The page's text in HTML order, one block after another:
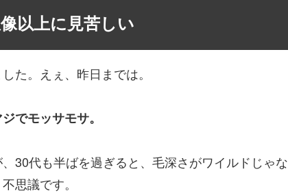
以上に見苦しい
た。えぇ、昨日までは。
でモッサモサ。
30代も半ばを過ぎると、毛深さがワイルドじゃな
思議です。